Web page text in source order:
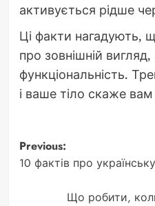
активується рідше
Ці факти нагадують,
про зовнішній
функціональність.
і ваше тіло скаже
Post
navigation
Previous:
10 фактів про
Що робити,